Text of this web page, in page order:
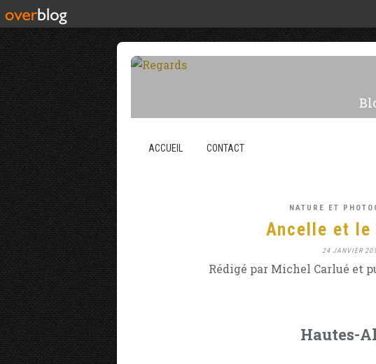
ACCUEIL CONTACT
NATURE ET
Ancelle et le
24 JANVIER
Rédigé par Michel Carlué et
Hautes-